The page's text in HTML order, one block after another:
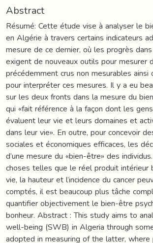
Abstract
Résumé: Cette étude vise à analyser le
en Algérie à travers certains indicateurs
mesure de ce dernier, où les progrès
exigent de nouveaux outils pour mesurer
précédemment crus non mesurables ainsi
pour interpréter ces mesures. Il y a eu
sur les deux fronts dans la mesure du
qui «fait référence à la façon dont les
évaluent leur vie et leurs domaines et
dans leur vie». En outre, pour concevoir
sociales et économiques efficaces, les
d’une mesure du «bien-être» des
choses telles que le réel produit intérieur
vie, la hauteur et l’incidence du cancer
comptés, il est beaucoup plus tâche
quantifier objectivement le bien-être
bonheur. Abstract : This study aims to
well-being (SWB) in Algeria through
adopted in measuring of the latter, where